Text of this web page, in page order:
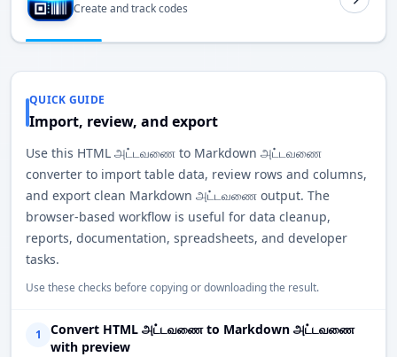
Create and track codes
QUICK GUIDE
Import, review, and export
Use this HTML அட்டவணை to Markdown அட்டவணை
converter to import table data, review rows and columns,
and export clean Markdown அட்டவணை output. The
browser-based workflow is useful for data cleanup,
reports, documentation, spreadsheets, and developer
tasks.
Use these checks before copying or downloading the result.
1
Convert HTML அட்டவணை to Markdown அட்டவணை
with preview